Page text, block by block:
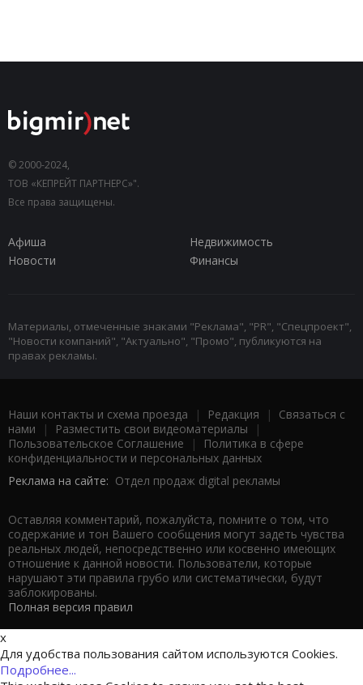
© 2000-2024,
ТОВ «КЕПРЕЙТ ПАРТНЕРС»".
Все права защищены.
Афиша
Недвижимость
Новости
Финансы
Материалы, отмеченные знаками "Реклама", "PR", "Спецпроект",
"Новости компаний", "Актуально", "Промо", публикуются на
правах рекламы.
Наши контакты и схема проезда | Редакция | Связаться с
нами | Разместить свои видеоматериалы |
Пользовательское Соглашение |
Политика в сфере
конфиденциальности и персональных данных
Реклама на сайте: Отдел продаж digital рекламы
Оставляя комментарий, пожалуйста, помните о том, что
содержание и тон Вашего сообщения могут задеть чувства
реальных людей, непосредственно или косвенно имеющих
отношение к данной новости. Пользователи, которые
нарушают эти правила грубо или систематически, будут
заблокированы.
Полная версия правил
x
Для удобства пользования сайтом используются Cookies.
Подробнее...